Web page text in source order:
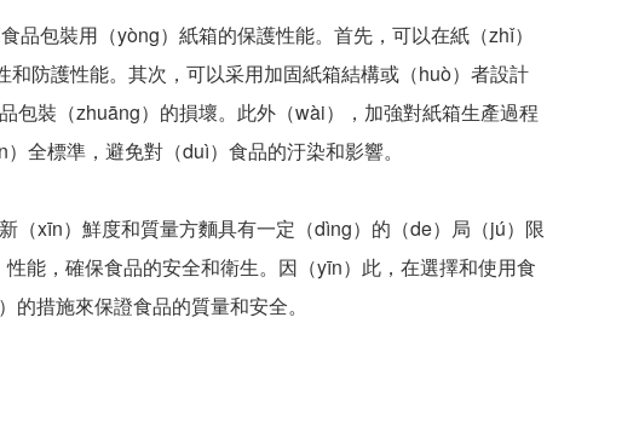
包裝用（yòng）紙箱的保護性能。首先，可以在紙（zhǐ）
防護性能。其次，可以采用加固紙箱結構或（huò）者設計
包裝（zhuāng）的損壞。此外（wài），加強對紙箱生產過程
全標準，避免對（duì）食品的汙染和影響。
xīn）鮮度和質量方麵具有一定（dìng）的（de）局（jú）限
能，確保食品的安全和衛生。因（yīn）此，在選擇和使用食
措施來保證食品的質量和安全。